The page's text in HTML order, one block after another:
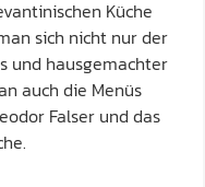
Küche
sich nicht nur der
und hausgemachter
auch die Menüs
Falser und das